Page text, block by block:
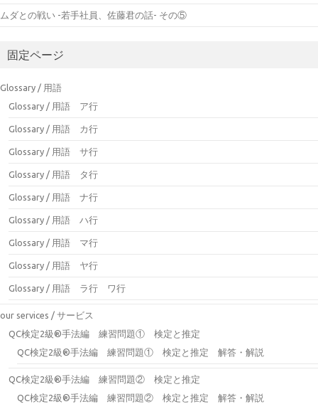
ムダとの戦い -若手社員、佐藤君の話- その⑤
固定ページ
Glossary / 用語
Glossary / 用語 ア行
Glossary / 用語 カ行
Glossary / 用語 サ行
Glossary / 用語 タ行
Glossary / 用語 ナ行
Glossary / 用語 ハ行
Glossary / 用語 マ行
Glossary / 用語 ヤ行
Glossary / 用語 ラ行 ワ行
our services / サービス
QC検定2級®手法編 練習問題① 検定と推定
QC検定2級®手法編 練習問題① 検定と推定 解答・解説
QC検定2級®手法編 練習問題② 検定と推定
QC検定2級®手法編 練習問題② 検定と推定 解答・解説